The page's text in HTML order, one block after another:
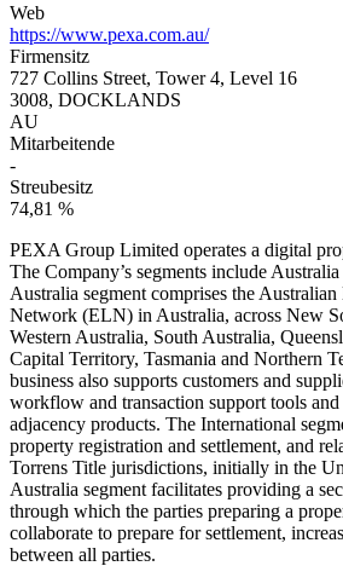
Web
https://www.pexa.com.au/
Firmensitz
727 Collins Street, Tower 4, Level 16
3008, DOCKLANDS
AU
Mitarbeitende
-
Streubesitz
74,81 %
PEXA Group Limited operates a digital
The Company’s segments include
Australia segment comprises the
Network (ELN) in Australia, across New
Western Australia, South Australia,
Capital Territory, Tasmania and Northern
business also supports customers and
workflow and transaction support tools
adjacency products. The International
property registration and settlement, and
Torrens Title jurisdictions, initially in the
Australia segment facilitates providing a
through which the parties preparing a
collaborate to prepare for settlement,
between all parties.